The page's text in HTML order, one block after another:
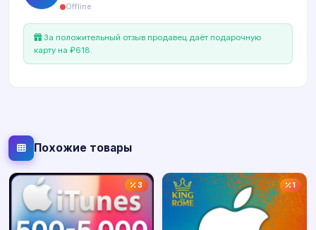
Offline
За положительный отзыв продавец даёт подарочную
карту на ₽618.
Похожие товары
3 1